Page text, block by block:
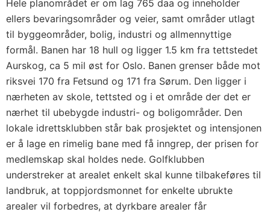
Hele planområdet er om lag 765 daa og inneholder
ellers bevaringsområder og veier, samt områder utlagt
til byggeområder, bolig, industri og allmennyttige
formål. Banen har 18 hull og ligger 1.5 km fra tettstedet
Aurskog, ca 5 mil øst for Oslo. Banen grenser både mot
riksvei 170 fra Fetsund og 171 fra Sørum. Den ligger i
nærheten av skole, tettsted og i et område der det er
nærhet til ubebygde industri- og boligområder. Den
lokale idrettsklubben står bak prosjektet og intensjonen
er å lage en rimelig bane med få inngrep, der prisen for
medlemskap skal holdes nede. Golfklubben
understreker at arealet enkelt skal kunne tilbakeføres til
landbruk, at toppjordsmonnet for enkelte ubrukte
arealer vil forbedres, at dyrkbare arealer får